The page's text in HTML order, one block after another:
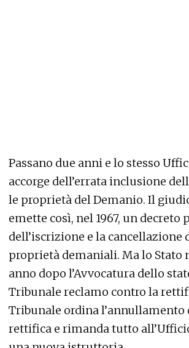
Passano due anni e lo stesso
accorge dell’errata inclusione
le proprietà del Demanio. Il
emette così, nel 1967, un
dell’iscrizione e la cancellazione
proprietà demaniali. Ma lo Stato
anno dopo l’Avvocatura dello
Tribunale reclamo contro la
Tribunale ordina l’annullamento
rettifica e rimanda tutto